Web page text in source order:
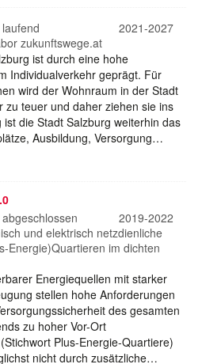
laufend
2021-2027
zukunftswege.at
ist durch eine hohe
Individualverkehr geprägt. Für
wird der Wohnraum in der Stadt
zu teuer und daher ziehen sie ins
ist die Stadt Salzburg weiterhin das
Ausbildung, Versorgung…
abgeschlossen
2019-2022
und elektrisch netzdienliche
Energie)Quartieren im dichten
Energiequellen mit starker
stellen hohe Anforderungen
des gesamten
zu hoher Vor-Ort
Plus-Energie-Quartiere)
nicht durch zusätzliche…